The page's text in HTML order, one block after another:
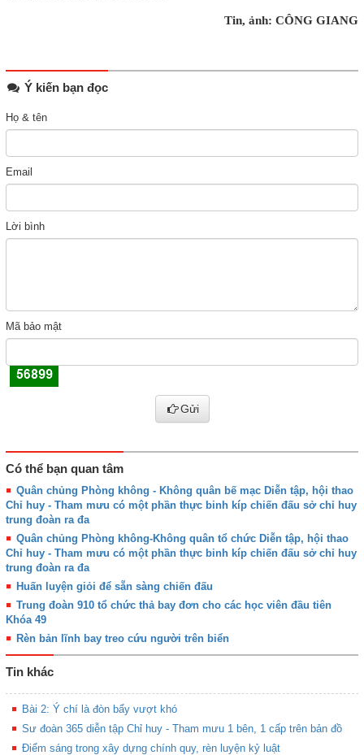
Tin, ảnh: CÔNG GIANG
Ý kiến bạn đọc
Họ & tên
Email
Lời bình
Mã bảo mật
Gửi
Có thể bạn quan tâm
Quân chủng Phòng không - Không quân bế mạc Diễn tập, hội thao
Chỉ huy - Tham mưu có một phần thực binh kíp chiến đấu sở chỉ huy
trung đoàn ra đa
Quân chủng Phòng không-Không quân tổ chức Diễn tập, hội thao
Chỉ huy - Tham mưu có một phần thực binh kíp chiến đấu sở chỉ huy
trung đoàn ra đa
Huấn luyện giỏi để sẵn sàng chiến đấu
Trung đoàn 910 tổ chức thả bay đơn cho các học viên đầu tiên
Khóa 49
Rèn bản lĩnh bay treo cứu người trên biển
Tin khác
Bài 2: Ý chí là đòn bẩy vượt khó
Sư đoàn 365 diễn tập Chỉ huy - Tham mưu 1 bên, 1 cấp trên bản đồ
Điểm sáng trong xây dựng chính quy, rèn luyện kỷ luật